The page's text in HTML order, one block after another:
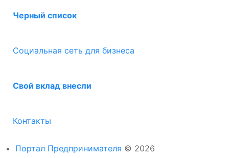
Черный список
Социальная сеть для бизнеса
Свой вклад внесли
Контакты
Портал Предпринимателя © 2026